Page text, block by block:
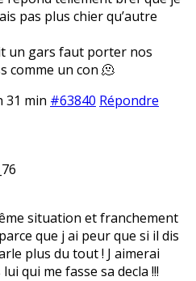
pas plus chier qu’autre
un gars faut porter nos
comme un con 🫠
31 min #63840 Répondre
situation et franchement
que j ai peur que si il dis
plus du tout ! J aimerai
qui me fasse sa decla !!!